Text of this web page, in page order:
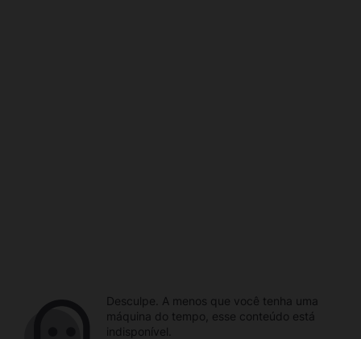
Desculpe. A menos que você tenha uma
máquina do tempo, esse conteúdo está
indisponível.